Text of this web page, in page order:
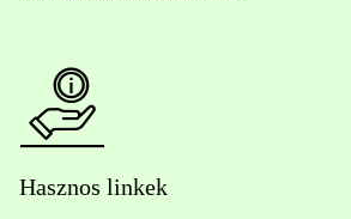
Hasznos linkek